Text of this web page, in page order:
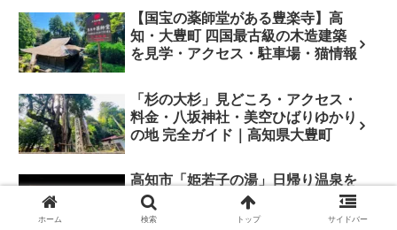
【国宝の薬師堂がある豊楽寺】高
知・大豊町 四国最古級の木造建築
を見学・アクセス・駐車場・猫情報
「杉の大杉」見どころ・アクセス・
料金・八坂神社・美空ひばりゆかり
の地 完全ガイド｜高知県大豊町
高知市「姫若子の湯」日帰り温泉を
徹底レビュー！露天風呂・サウナ・
女性専用岩盤浴・料金情報
ホーム 検索 トップ サイドバー